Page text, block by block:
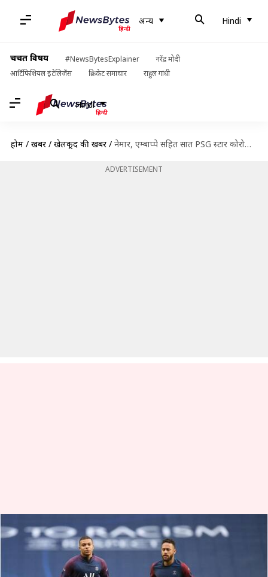
अन्य Hindi
चर्चित विषय #NewsBytesExplainer
नरेंद्र मोदी
आर्टिफिशियल इंटेलिजेंस
क्रिकेट समाचार राहुल गांधी
Hindi
होम / खबरें / खेलकूद की खबरें / नेमार, एम्बाप्पे सहित सात PSG स्टार कोरोना पॉजिटिव; बार्सिलोना के साथ ट्रेनिंग पर लौटे मेसी
ADVERTISEMENT
नेमार, एम्बाप्पे सहित सात PSG स्टार
कोरोना पॉजिटिव; बार्सिलोना के साथ
ट्रेनिंग पर लौटे मेसी